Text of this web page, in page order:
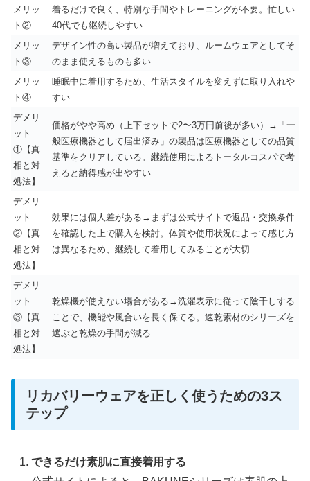
メリッ
ト②
着るだけで良く、特別な手間やトレーニングが不要。忙しい
40代でも継続しやすい
メリッ
ト③
デザイン性の高い製品が増えており、ルームウェアとしてそ
のまま使えるものも多い
メリッ
ト④
睡眠中に着用するため、生活スタイルを変えずに取り入れや
すい
デメリ
ット
①【真
相と対
処法】
価格がやや高め（上下セットで2〜3万円前後が多い）→「一
般医療機器として届出済み」の製品は医療機器としての品質
基準をクリアしている。継続使用によるトータルコスパで考
えると納得感が出やすい
デメリ
ット
②【真
相と対
処法】
効果には個人差がある→まずは公式サイトで返品・交換条件
を確認した上で購入を検討。体質や使用状況によって感じ方
は異なるため、継続して着用してみることが大切
デメリ
ット
③【真
相と対
処法】
乾燥機が使えない場合がある→洗濯表示に従って陰干しする
ことで、機能や風合いを長く保てる。速乾素材のシリーズを
選ぶと乾燥の手間が減る
リカバリーウェアを正しく使うための3ス
テップ
できるだけ素肌に直接着用する